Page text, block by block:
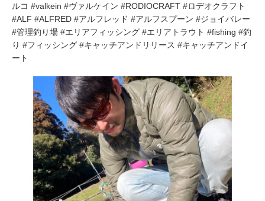
ルコ #valkein #ヴァルケイン #RODIOCRAFT #ロデオクラフト
#ALF #ALFRED #アルフレッド #アルフスプーン #ジョイバレー
#管理釣り場 #エリアフィッシング #エリアトラウト #fishing #釣
り #フィッシング #キャッチアンドリリース #キャッチアンドイ
ート